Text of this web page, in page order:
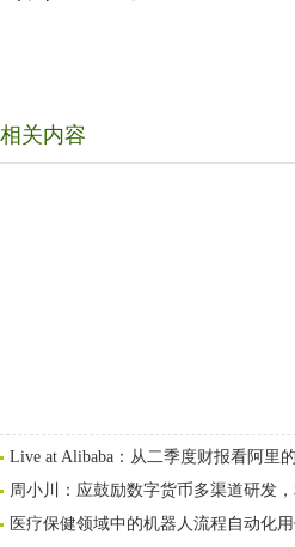
相关内容
Live at Alibaba：从二季度财报看阿里
周小川：应鼓励数字货币多渠道研发
医疗保健领域中的机器人流程自动化用